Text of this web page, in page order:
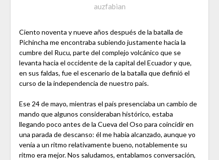
auzfabian
Ciento noventa y nueve años después de la batalla de
Pichincha me encontraba subiendo justamente hacia la
cumbre del Rucu, parte del complejo volcánico que se
levanta hacia el occidente de la capital del Ecuador y que,
en sus faldas, fue el escenario de la batalla que definió el
curso de la independencia de nuestro país.
Ese 24 de mayo, mientras el país presenciaba un cambio de
mando que algunos consideraban histórico, estaba
llegando poco antes de la Cueva del Oso para coincidir en
una parada de descanso: él me había alcanzado, aunque yo
venía a un ritmo relativamente bueno, notablemente su
ritmo era mejor. Nos saludamos, entablamos conversación,